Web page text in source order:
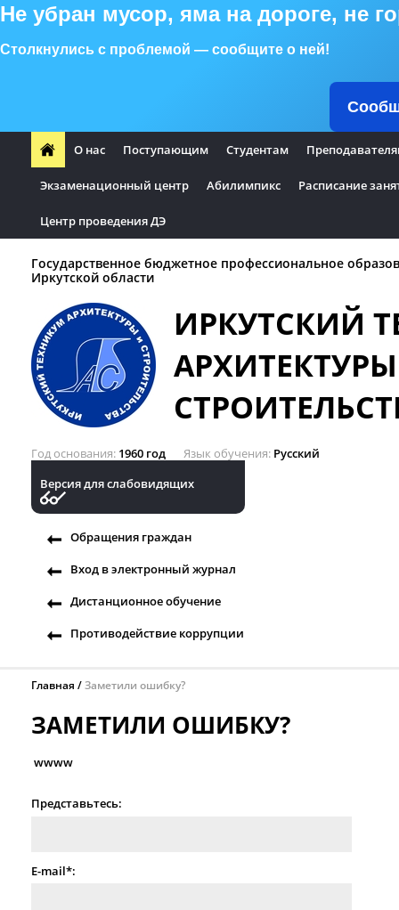
Не убран мусор, яма на дороге, не
Столкнулись с проблемой — сообщите о ней!
О нас Поступающим Студентам
Экзаменационный центр Абилимпикс Расписание
Центр проведения ДЭ
Государственное бюджетное профессиональное
Иркутской области
ИРКУТСКИЙ
Год основания 1960 год Язык обучения Русский
Версия для слабовидящих
Обращения граждан
Вход в электронный журнал
Дистанционное обучение
Противодействие коррупции
Главная Заметили ошибку?
ЗАМЕТИЛИ ОШИБКУ?
wwww
Представьтесь:
E-mail*: